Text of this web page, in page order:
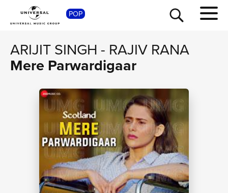
POP
ARIJIT SINGH - RAJIV RANA
Mere Parwardigaar
SHOP
TOUR